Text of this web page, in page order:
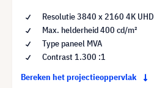
Resolutie 3840 x 2160 4K UHD
Max. helderheid 400 cd/m²
Type paneel MVA
Contrast 1.300 :1
Bereken het projectieoppervlak